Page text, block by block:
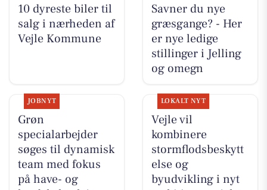
10 dyreste biler til
salg i nærheden af
Vejle Kommune
Savner du nye
græsgange? - Her
er nye ledige
stillinger i Jelling
og omegn
JOBNYT
Grøn
specialarbejder
søges til dynamisk
team med fokus
på have- og
LOKALT NYT
Vejle vil
kombinere
stormflodsbeskytt
else og
byudvikling i nyt